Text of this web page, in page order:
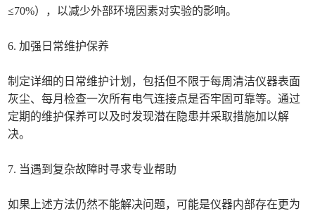
≤70%），以减少外部环境因素对实验的影响。
6. 加强日常维护保养
制定详细的日常维护计划，包括但不限于每周清洁仪器表面
灰尘、每月检查一次所有电气连接点是否牢固可靠等。通过
定期的维护保养可以及时发现潜在隐患并采取措施加以解
决。
7. 当遇到复杂故障时寻求专业帮助
如果上述方法仍然不能解决问题，可能是仪器内部存在更为